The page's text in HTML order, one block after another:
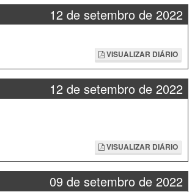
12 de setembro de 2022
VISUALIZAR DIÁRIO
12 de setembro de 2022
VISUALIZAR DIÁRIO
09 de setembro de 2022